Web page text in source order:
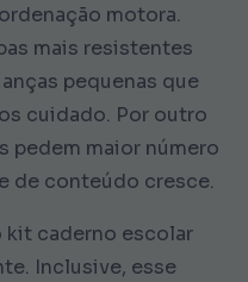
motora.
mais resistentes
pequenas que
cuidado. Por outro
pedem maior número
de conteúdo cresce.
kit caderno escolar
Inclusive, esse